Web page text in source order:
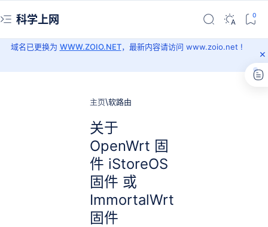
科学上网
域名已更换为 WWW.ZOIO.NET，最新内容请访问 www.zoio.net !
主页 软路由
关于
OpenWrt 固
件 iStoreOS
固件 或
ImmortalWrt
固件